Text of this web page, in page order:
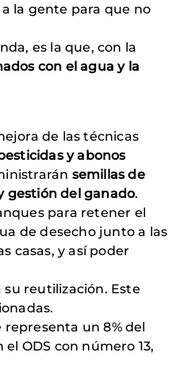
la gente para que no
es la que, con la
con el agua y la
de las técnicas
y abonos
semillas de
gestión del ganado.
para retener el
de desecho junto a las
casas, y así poder
reutilización. Este
un 8% del
ODS con número 13,